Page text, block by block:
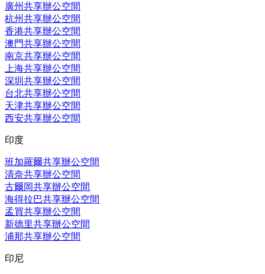
廣州共享辦公空間
杭州共享辦公空間
香港共享辦公空間
澳門共享辦公空間
南京共享辦公空間
上海共享辦公空間
深圳共享辦公空間
台北共享辦公空間
天津共享辦公空間
西安共享辦公空間
印度
班加羅爾共享辦公空間
清奈共享辦公空間
古爾岡共享辦公空間
海得拉巴共享辦公空間
孟買共享辦公空間
新德里共享辦公空間
浦那共享辦公空間
印尼